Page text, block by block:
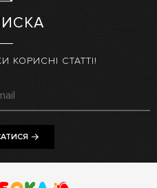
КОРИСНІ СТАТТІ!